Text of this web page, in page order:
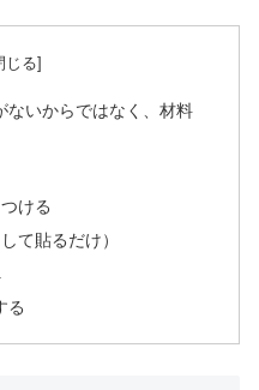
ないからではなく、材料
ける
て貼るだけ）
る